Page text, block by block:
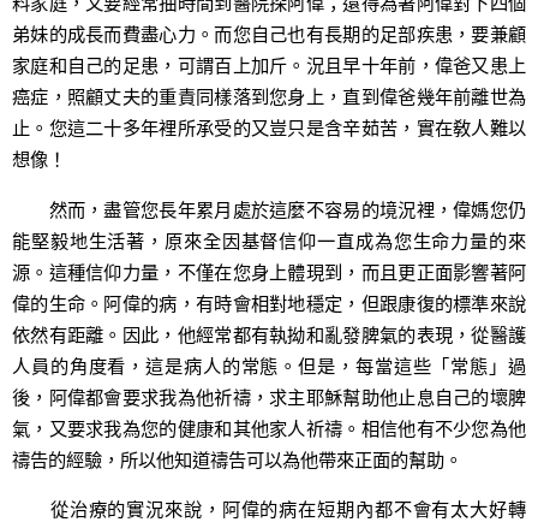
弟妹的成長而費盡心力。而您自己也有長期的足部疾患，要兼顧
家庭和自己的足患，可謂百上加斤。況且早十年前，偉爸又患上
癌症，照顧丈夫的重責同樣落到您身上，直到偉爸幾年前離世為
止。您這二十多年裡所承受的又豈只是含辛茹苦，實在敎人難以
想像！
然而，盡管您長年累月處於這麼不容易的境況裡，偉媽您仍
能堅毅地生活著，原來全因基督信仰一直成為您生命力量的來
源。這種信仰力量，不僅在您身上體現到，而且更正面影響著阿
偉的生命。阿偉的病，有時會相對地穩定，但跟康復的標準來說
依然有距離。因此，他經常都有執拗和亂發脾氣的表現，從醫護
人員的角度看，這是病人的常態。但是，每當這些「常態」過
後，阿偉都會要求我為他祈禱，求主耶穌幫助他止息自己的壞脾
氣，又要求我為您的健康和其他家人祈禱。相信他有不少您為他
禱告的經驗，所以他知道禱告可以為他帶來正面的幫助。
從治療的實況來說，阿偉的病在短期內都不會有太大好轉